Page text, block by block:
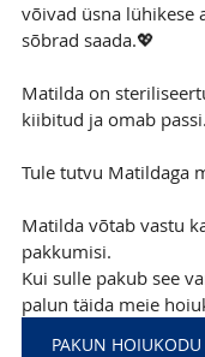
võivad üsna lühikese
sõbrad saada.💖
Matilda on
kiibitud ja omab passi.
Tule tutvu Matildaga
Matilda võtab vastu
pakkumisi.
Kui sulle pakub see
palun täida meie
PAKUN HOIUKODU